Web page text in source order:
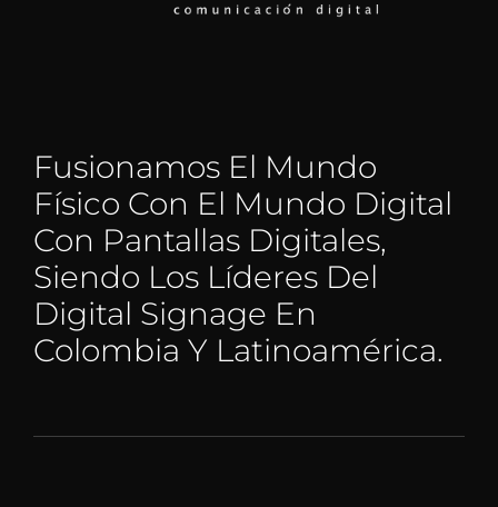
Fusionamos El Mundo
Físico Con El Mundo Digital
Con Pantallas Digitales,
Siendo Los Líderes Del
Digital Signage En
Colombia Y Latinoamérica.